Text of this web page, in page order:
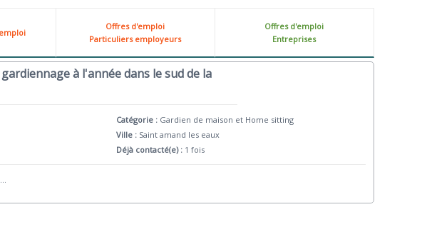
Offres d'emploi
Particuliers employeurs
Offres d'emploi
Entreprises
à l'année dans le sud de la
Catégorie : Gardien de maison et Home sitting
Ville : Saint amand les eaux
Déjà contacté(e) : 1 fois
...